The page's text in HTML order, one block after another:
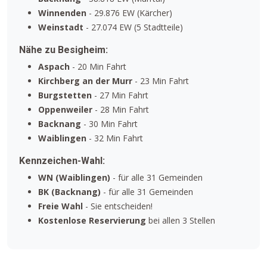
Winnenden - 29.876 EW (Kärcher)
Weinstadt - 27.074 EW (5 Stadtteile)
Nähe zu Besigheim:
Aspach - 20 Min Fahrt
Kirchberg an der Murr - 23 Min Fahrt
Burgstetten - 27 Min Fahrt
Oppenweiler - 28 Min Fahrt
Backnang - 30 Min Fahrt
Waiblingen - 32 Min Fahrt
Kennzeichen-Wahl:
WN (Waiblingen) - für alle 31 Gemeinden
BK (Backnang) - für alle 31 Gemeinden
Freie Wahl - Sie entscheiden!
Kostenlose Reservierung bei allen 3 Stellen